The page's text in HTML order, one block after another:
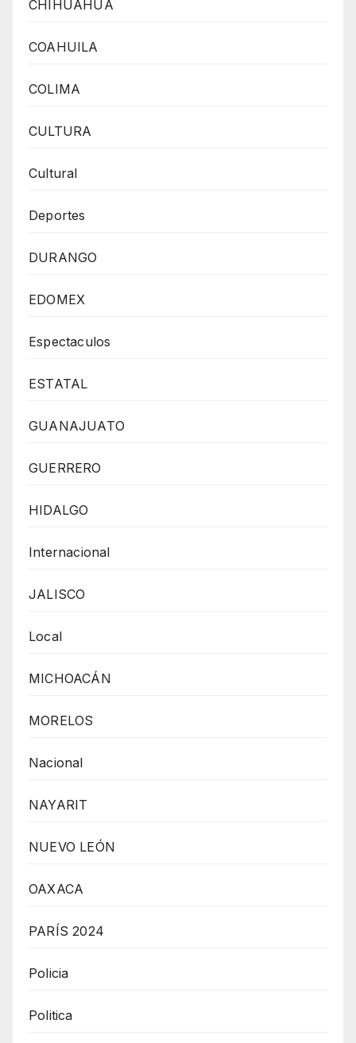
CHIHUAHUA
COAHUILA
COLIMA
CULTURA
Cultural
Deportes
DURANGO
EDOMEX
Espectaculos
ESTATAL
GUANAJUATO
GUERRERO
HIDALGO
Internacional
JALISCO
Local
MICHOACÁN
MORELOS
Nacional
NAYARIT
NUEVO LEÓN
OAXACA
PARÍS 2024
Policia
Politica